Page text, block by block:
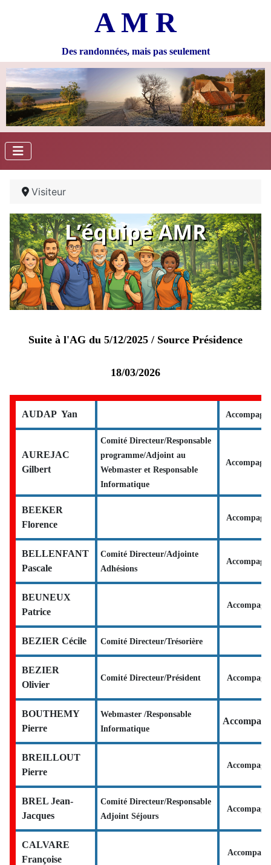
A M R
Des randonnées, mais pas seulement
Visiteur
Suite à l'AG du 5/12/2025 / Source Présidence
18/03/2026
AUDAP Yan
AUREJAC
Gilbert
Comité Directeur/Responsable
programme/Adjoint au
Webmaster et Responsable
Informatique
BEEKER
Florence
BELLENFANT
Pascale
Comité Directeur/Adjointe
Adhésions
BEUNEUX
Patrice
BEZIER Cécile Comité Directeur/Trésorière
BEZIER
Olivier
Comité Directeur/Président
BOUTHEMY
Pierre
Webmaster /Responsable
Informatique
BREILLOUT
Pierre
BREL Jean-
Jacques
Comité Directeur/Responsable
Adjoint Séjours
CALVARE
Françoise